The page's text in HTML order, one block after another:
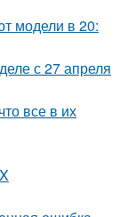
модели в 20:
с 27 апреля
все в их